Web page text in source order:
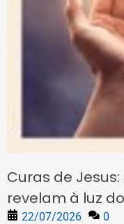
Curas de
revelam à luz
22/07/2026 0